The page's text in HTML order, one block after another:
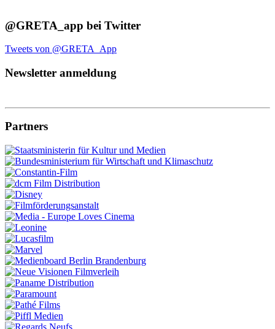
@GRETA_app bei Twitter
Tweets von @GRETA_App
Newsletter anmeldung
Partners